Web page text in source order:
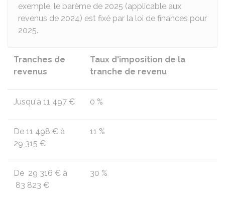
exemple, le barème de 2025 (applicable aux
revenus de 2024) est fixé par la loi de finances pour
2025.
Tranches de
revenus
Taux d'imposition de la
tranche de revenu
Jusqu'à 11 497 € 0 %
De 11 498 € à
29 315 €
11 %
De 29 316 € à
83 823 €
30 %